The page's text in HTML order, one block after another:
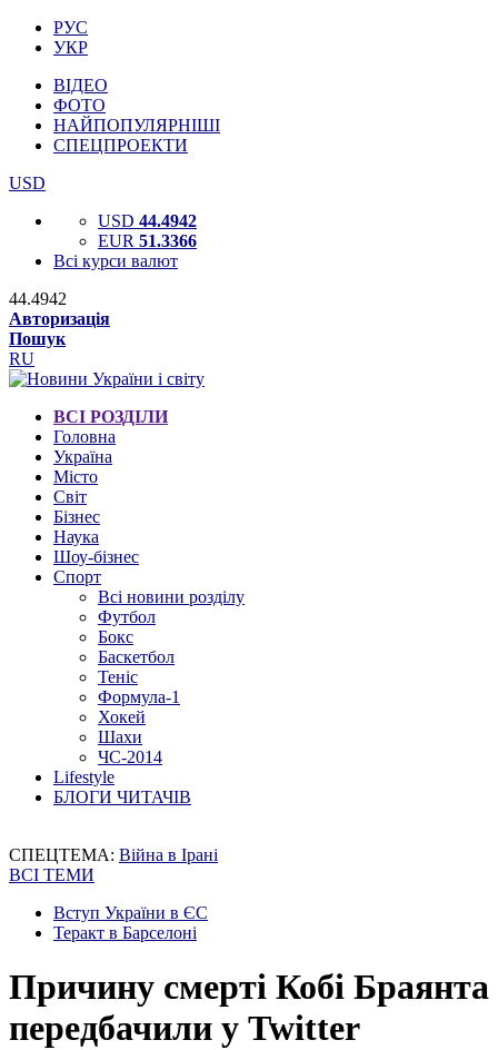
РУС
УКР
ВІДЕО
ФОТО
НАЙПОПУЛЯРНІШІ
СПЕЦПРОЕКТИ
USD
USD 44.4942
EUR 51.3366
Всі курси валют
44.4942
Авторизація
Пошук
RU
ВСІ РОЗДІЛИ
Головна
Україна
Місто
Світ
Бізнес
Наука
Шоу-бізнес
Спорт
Всі новини розділу
Футбол
Бокс
Баскетбол
Теніс
Формула-1
Хокей
Шахи
ЧС-2014
Lifestyle
БЛОГИ ЧИТАЧІВ
СПЕЦТЕМА: Війна в Ірані
ВСІ ТЕМИ
Вступ України в ЄС
Теракт в Барселоні
Причину смерті Кобі Браянта
передбачили у Twitter